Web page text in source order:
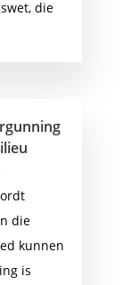
die
die
kunnen
is